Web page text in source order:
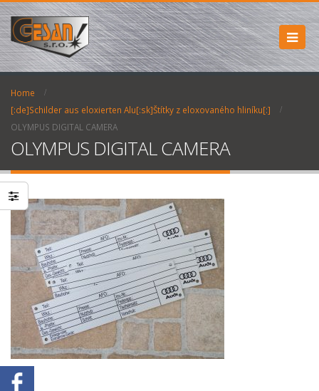
Home
[:de]Schilder aus eloxierten Alu[:sk]Štítky z eloxovaného hliníku[:]
OLYMPUS DIGITAL CAMERA
OLYMPUS DIGITAL CAMERA